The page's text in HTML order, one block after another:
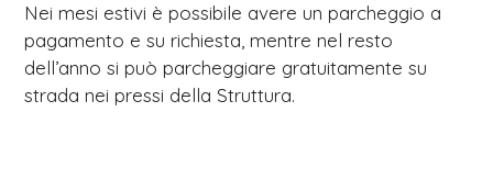
Nei mesi estivi è possibile avere un parcheggio a
pagamento e su richiesta, mentre nel resto
dell’anno si può parcheggiare gratuitamente su
strada nei pressi della Struttura.